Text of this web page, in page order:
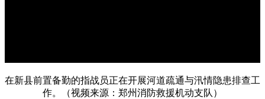
在新县前置备勤的指战员正在开展河道疏通与汛情隐患排查工
作。（视频来源：郑州消防救援机动支队）